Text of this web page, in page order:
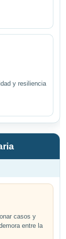
y resiliencia
casos y
entre la